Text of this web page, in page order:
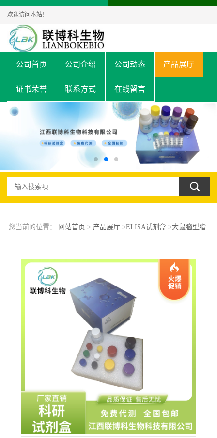
欢迎访问本站！
公司首页 公司介绍 公司动态 产品展厅
证书荣誉 联系方式 在线留言
您当前的位置： 网站首页 > 产品展厅 >ELISA试剂盒>大鼠脑型脂